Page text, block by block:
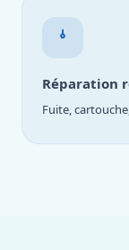
Réparation
Fuite,